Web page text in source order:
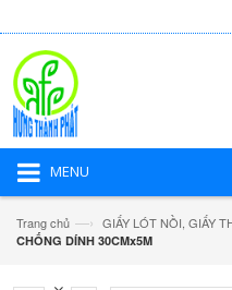
MENU
Trang chủ —› GIẤY LÓT NỒI, GIẤY
CHỐNG DÍNH 30CMx5M